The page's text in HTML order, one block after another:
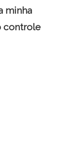
minha
controle